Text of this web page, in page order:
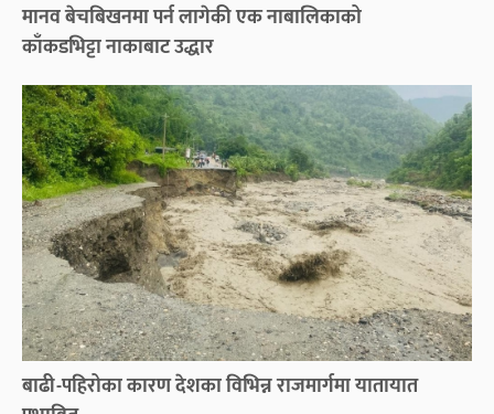
मानव बेचबिखनमा पर्न लागेकी एक नाबालिकाको
काँकडभिट्टा नाकाबाट उद्धार
बाढी-पहिरोका कारण देशका विभिन्न राजमार्गमा यातायात